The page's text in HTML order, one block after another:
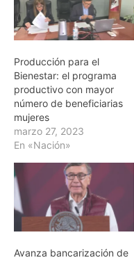
Producción para el
Bienestar: el programa
productivo con mayor
número de beneficiarias
mujeres
marzo 27, 2023
En «Nación»
Avanza bancarización de